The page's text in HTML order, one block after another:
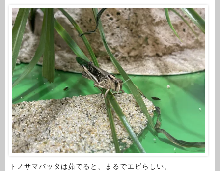
トノサマバッタは茹でると、まるでエビらしい。